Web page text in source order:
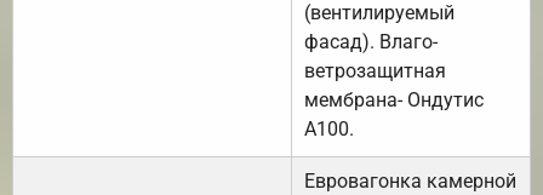
(вентилируемый
фасад). Влаго-
ветрозащитная
мембрана- Ондутис
А100.
Евровагонка камерной